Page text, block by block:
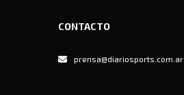
CONTACTO
prensa@diariosports.com.ar